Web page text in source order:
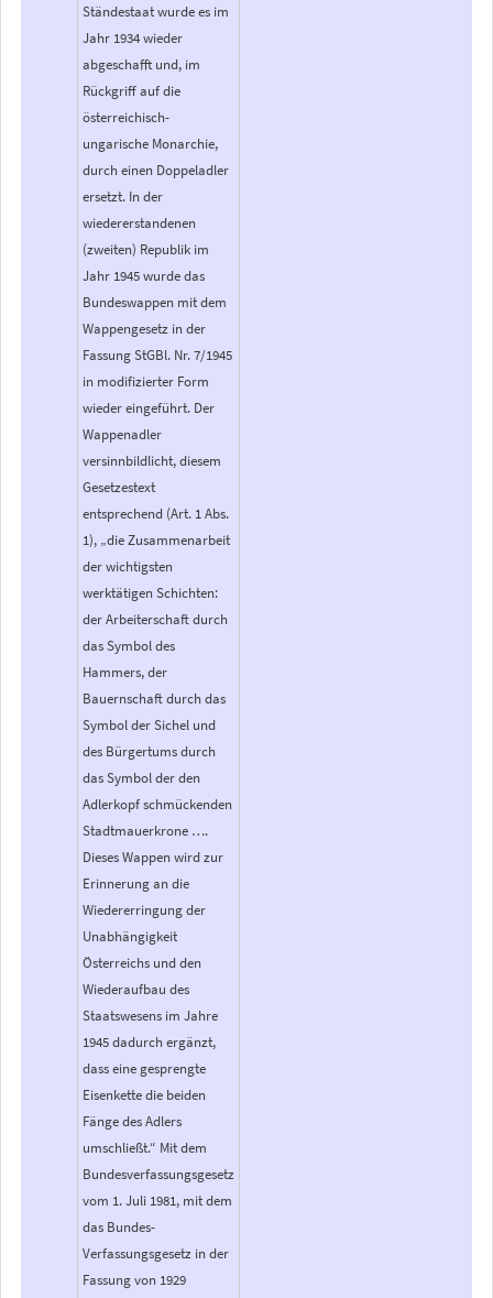
Ständestaat wurde es im
Jahr 1934 wieder
abgeschafft und, im
Rückgriff auf die
österreichisch-
ungarische Monarchie,
durch einen Doppeladler
ersetzt. In der
wiedererstandenen
(zweiten) Republik im
Jahr 1945 wurde das
Bundeswappen mit dem
Wappengesetz in der
Fassung StGBl. Nr. 7/1945
in modifizierter Form
wieder eingeführt. Der
Wappenadler
versinnbildlicht, diesem
Gesetzestext
entsprechend (Art. 1 Abs.
1), „die Zusammenarbeit
der wichtigsten
werktätigen Schichten:
der Arbeiterschaft durch
das Symbol des
Hammers, der
Bauernschaft durch das
Symbol der Sichel und
des Bürgertums durch
das Symbol der den
Adlerkopf schmückenden
Stadtmauerkrone ….
Dieses Wappen wird zur
Erinnerung an die
Wiedererringung der
Unabhängigkeit
Österreichs und den
Wiederaufbau des
Staatswesens im Jahre
1945 dadurch ergänzt,
dass eine gesprengte
Eisenkette die beiden
Fänge des Adlers
umschließt.“ Mit dem
Bundesverfassungsgesetz
vom 1. Juli 1981, mit dem
das Bundes-
Verfassungsgesetz in der
Fassung von 1929